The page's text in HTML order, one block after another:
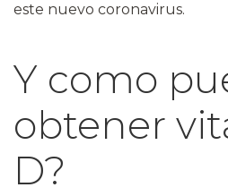
este nuevo coronavirus.
Y como
obtener
D?